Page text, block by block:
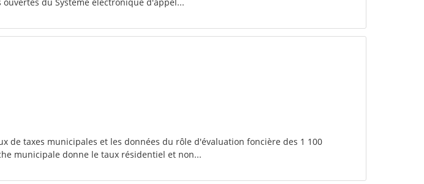
de taxes municipales et les données du rôle d'évaluation foncière des 1 100
municipale donne le taux résidentiel et non...